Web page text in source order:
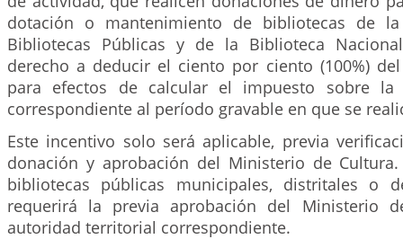
dotación o mantenimiento de bibliotecas de
Bibliotecas Públicas y de la Biblioteca
derecho a deducir el ciento por ciento (100%)
para efectos de calcular el impuesto sobre
correspondiente al período gravable en que se
Este incentivo solo será aplicable, previa
donación y aprobación del Ministerio de
bibliotecas públicas municipales, distritales o
requerirá la previa aprobación del Ministerio
autoridad territorial correspondiente.